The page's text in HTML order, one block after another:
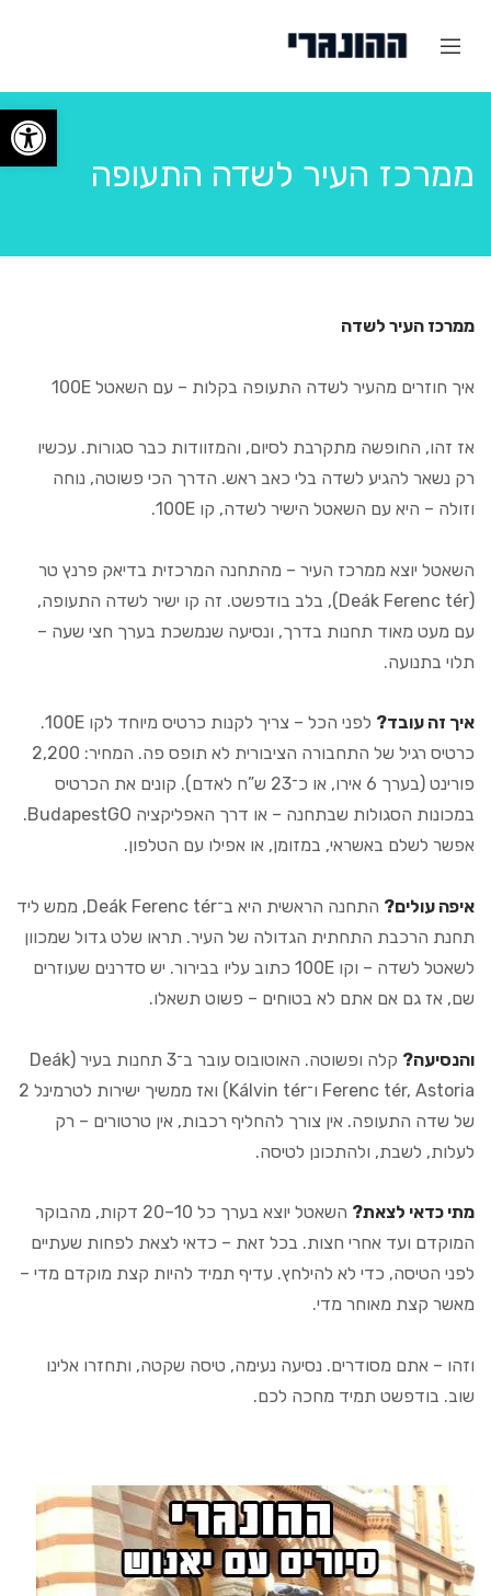
ממרכז העיר לשדה התעופה
ממרכז העיר לשדה
איך חוזרים מהעיר לשדה התעופה בקלות – עם השאטל 100E
אז זהו, החופשה מתקרבת לסיום, והמזוודות כבר סגורות. עכשיו
רק נשאר להגיע לשדה בלי כאב ראש. הדרך הכי פשוטה, נוחה
וזולה – היא עם השאטל הישיר לשדה, קו 100E.
השאטל יוצא ממרכז העיר – מהתחנה המרכזית בדיאק פרנץ טר
(Deák Ferenc tér), בלב בודפשט. זה קו ישיר לשדה התעופה,
עם מעט מאוד תחנות בדרך, ונסיעה שנמשכת בערך חצי שעה –
תלוי בתנועה.
איך זה עובד?
לפני הכל – צריך לקנות כרטיס מיוחד לקו 100E.
כרטיס רגיל של התחבורה הציבורית לא תופס פה. המחיר: 2,200
פורינט (בערך 6 אירו, או כ־23 ש”ח לאדם). קונים את הכרטיס
במכונות הסגולות שבתחנה – או דרך האפליקציה BudapestGO.
אפשר לשלם באשראי, במזומן, או אפילו עם הטלפון.
איפה עולים?
התחנה הראשית היא ב־Deák Ferenc tér, ממש ליד
תחנת הרכבת התחתית הגדולה של העיר. תראו שלט גדול שמכוון
לשאטל לשדה – וקו 100E כתוב עליו בבירור. יש סדרנים שעוזרים
שם, אז גם אם אתם לא בטוחים – פשוט תשאלו.
והנסיעה?
קלה ופשוטה. האוטובוס עובר ב־3 תחנות בעיר (Deák
Ferenc tér, Astoria ו־Kálvin tér) ואז ממשיך ישירות לטרמינל 2
של שדה התעופה. אין צורך להחליף רכבות, אין טרטורים – רק
לעלות, לשבת, ולהתכונן לטיסה.
מתי כדאי לצאת?
השאטל יוצא בערך כל 10–20 דקות, מהבוקר
המוקדם ועד אחרי חצות. בכל זאת – כדאי לצאת לפחות שעתיים
לפני הטיסה, כדי לא להילחץ. עדיף תמיד להיות קצת מוקדם מדי –
מאשר קצת מאוחר מדי.
וזהו – אתם מסודרים. נסיעה נעימה, טיסה שקטה, ותחזרו אלינו
שוב. בודפשט תמיד מחכה לכם.